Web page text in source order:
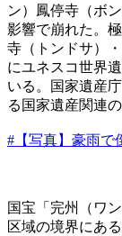
ン）鳳停寺（ボ
影響で崩れた。
寺（トンドサ）
にユネスコ世界
いる。国家遺産
る国家遺産関連
#【写真】豪雨で
国宝「完州（ワ
区域の境界にあ